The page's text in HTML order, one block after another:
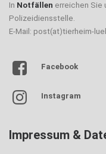
In Notfällen erreichen Sie
Polizeidiensstelle.
E-Mail: post(at)tierheim-
Facebook
Instagram
Impressum &